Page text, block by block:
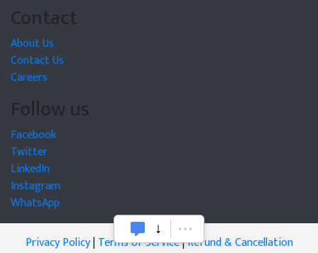
Contact
About Us
Contact Us
Careers
Follow us
Facebook
Twitter
LinkedIn
Instagram
WhatsApp
Privacy Policy|Terms of Service|Refund & Cancellation